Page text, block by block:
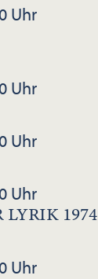
Uhr
Uhr
Uhr
Uhr
1974
Uhr